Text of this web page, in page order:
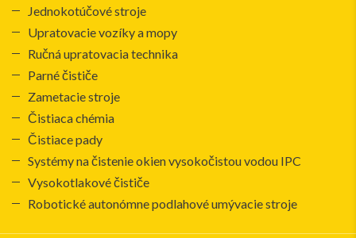
Jednokotúčové stroje
Upratovacie vozíky a mopy
Ručná upratovacia technika
Parné čističe
Zametacie stroje
Čistiaca chémia
Čistiace pady
Systémy na čistenie okien vysokočistou vodou IPC
Vysokotlakové čističe
Robotické autonómne podlahové umývacie stroje